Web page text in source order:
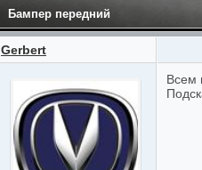
Бампер передний
Gerbert
Всем